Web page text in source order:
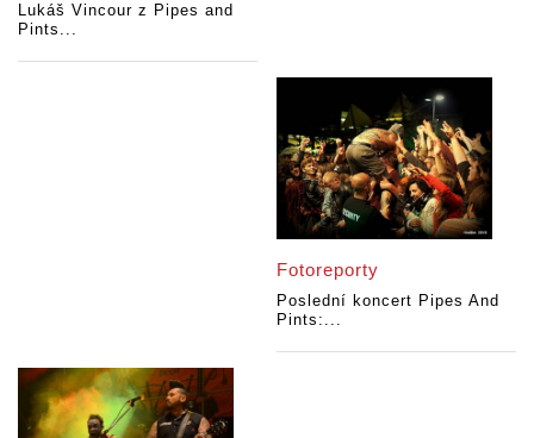
Lukáš Vincour z Pipes and
Pints...
Fotoreporty
Poslední koncert Pipes And
Pints:...